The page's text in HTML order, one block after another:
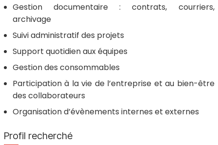
Gestion documentaire : contrats, courriers,
archivage
Suivi administratif des projets
Support quotidien aux équipes
Gestion des consommables
Participation à la vie de l’entreprise et au bien-être
des collaborateurs
Organisation d’évènements internes et externes
Profil recherché